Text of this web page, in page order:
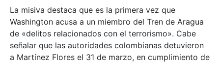
La misiva destaca que es la primera vez que
Washington acusa a un miembro del Tren de Aragua
de «delitos relacionados con el terrorismo». Cabe
señalar que las autoridades colombianas detuvieron
a Martínez Flores el 31 de marzo, en cumplimiento de